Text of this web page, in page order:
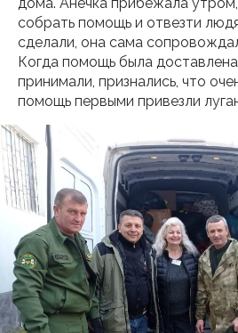
собрать помощь и отвезти
сделали, она сама
Когда помощь была
принимали, признались, что
помощь первыми привезли